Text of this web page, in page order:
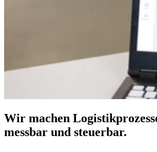
Wir machen
messbar und steuerbar.